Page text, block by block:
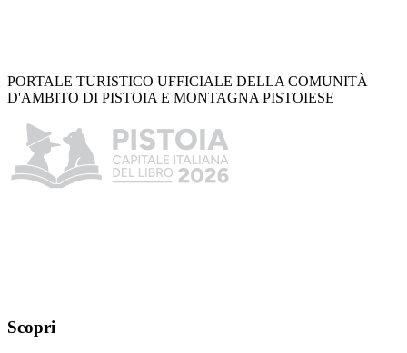
PORTALE TURISTICO UFFICIALE DELLA COMUNITÀ
D'AMBITO DI PISTOIA E MONTAGNA PISTOIESE
Scopri